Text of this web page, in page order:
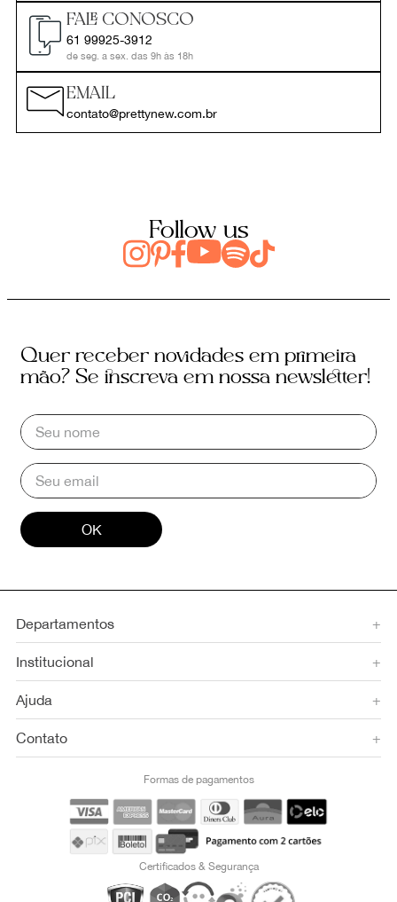
FALE CONOSCO
61 99925-3912
de seg. a sex. das 9h às 18h
EMAIL
contato@prettynew.com.br
Follow us
Quer receber novidades em primeira
mão? Se inscreva em nossa newsletter!
OK
Departamentos +
Institucional +
Ajuda +
Contato +
Formas de pagamentos
Certificados & Segurança